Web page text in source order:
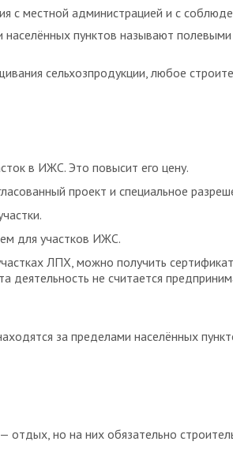
с местной администрацией и с
пунктов называют полевыми
сельхозпродукции, любое
в ИЖС. Это повысит его цену.
проект и специальное
для участков ИЖС.
ЛПХ, можно получить
деятельность не считается
за пределами населённых
отдых, но на них обязательно